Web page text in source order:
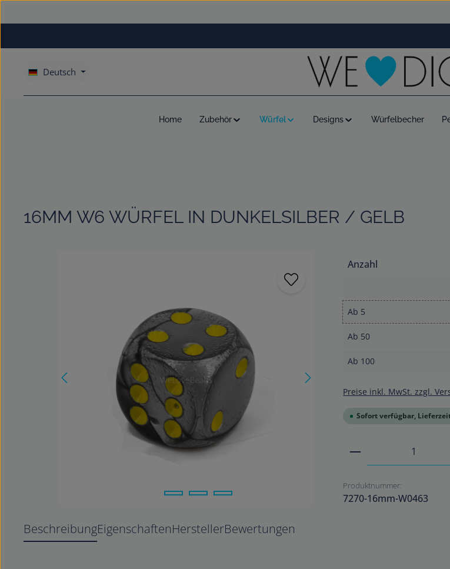
Deutsch
Home Zubehör Würfel Designs Würfelbecher
16MM W6 WÜRFEL IN DUNKELSILBER / GELB
Anzahl
Ab 5
Ab 50
Ab 100
Preise inkl. MwSt. zzgl.
Sofort verfügbar,
Produkt
Produktnummer:
7270-16mm-W0463
BeschreibungEigenschaftenHerstellerBewertungen